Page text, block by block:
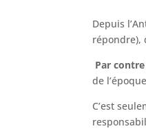
Depuis
répondre),
Par contre
de
C’est